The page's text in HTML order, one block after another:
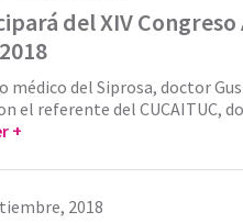
del XIV
médico del Siprosa, doctor
el referente del CUCAITUC,
+
2018